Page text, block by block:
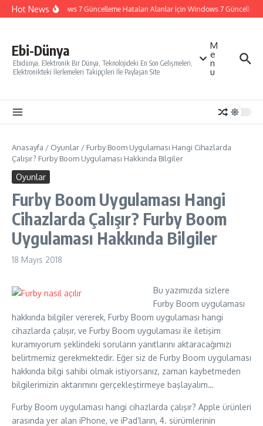
İçeriğe atla
Hot NewsWindows 7 Güncelleme Hataları Alanlar İçin Windows 7 Güncelleme
Ebi-Dünya
Ebidünya, Elektronik Bir Dünya, Teknolojideki En Son Gelişmeleri,
Elektronikteki İlerlemeleri Takipçileri İle Paylaşan Site
M
e
n
u
Anasayfa / Oyunlar / Furby Boom Uygulaması Hangi Cihazlarda
Çalışır? Furby Boom Uygulaması Hakkında Bilgiler
Oyunlar
Furby Boom Uygulaması Hangi
Cihazlarda Çalışır? Furby Boom
Uygulaması Hakkında Bilgiler
18 Mayıs 2018
Bu yazımızda sizlere
Furby Boom uygulaması
hakkında bilgiler vererek, Furby Boom uygulaması hangi
cihazlarda çalışır, ve Furby Boom uygulaması ile iletişim
kuramıyorum şeklindeki soruların yanıtlarını aktaracağımızı
belirtmemiz gerekmektedir. Eğer siz de Furby Boom uygulaması
hakkında bilgi sahibi olmak istiyorsanız, zaman kaybetmeden
bilgilerimizin aktarımını gerçekleştirmeye başlayalım…
Furby Boom uygulaması hangi cihazlarda çalışır? Apple ürünleri
arasında yer alan iPhone, ve iPad’ların, 4. sürümlerinin